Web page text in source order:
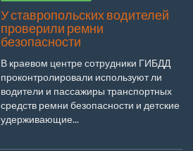
У ставропольских водителей
проверили ремни
безопасности
В краевом центре сотрудники ГИБДД
проконтролировали используют ли
водители и пассажиры транспортных
средств ремни безопасности и детские
удерживающие...